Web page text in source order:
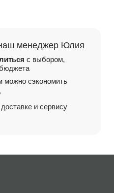
менеджер Юлия
с выбором,
можно сэкономить
и сервису